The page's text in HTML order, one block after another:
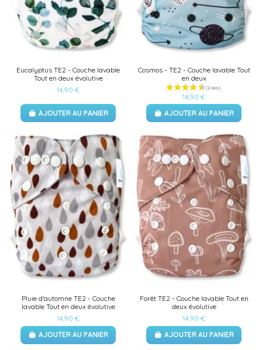
(1 avis)
Eucalyptus TE2 - Couche lavable
Tout en deux évolutive
14,90 €
AJOUTER AU PANIER
Cosmos - TE2 - Couche lavable Tout
en deux
14,90 €
AJOUTER AU PANIER
Pluie d'automne TE2 - Couche
lavable Tout en deux évolutive
14,90 €
AJOUTER AU PANIER
Forêt TE2 - Couche lavable Tout en
deux évolutive
14,90 €
AJOUTER AU PANIER